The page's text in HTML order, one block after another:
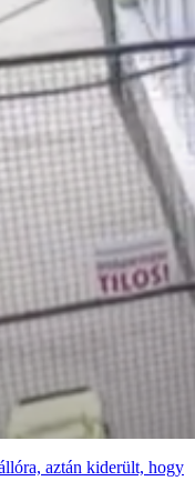
aztán kiderült, hogy